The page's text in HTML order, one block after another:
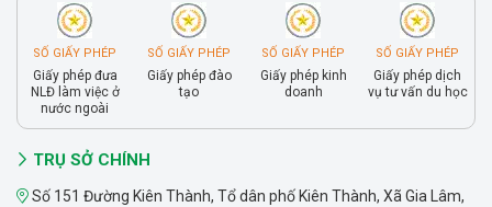
SỐ GIẤY PHÉP
Giấy phép đưa
NLĐ làm việc ở
nước ngoài
SỐ GIẤY PHÉP
Giấy phép đào
tạo
SỐ GIẤY PHÉP
Giấy phép kinh
doanh
SỐ GIẤY PHÉP
Giấy phép dịch
vụ tư vấn du học
TRỤ SỞ CHÍNH
Số 151 Đường Kiên Thành, Tổ dân phố Kiên Thành, Xã Gia Lâm,